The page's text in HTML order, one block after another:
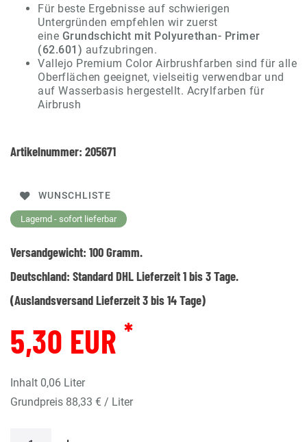
Für beste Ergebnisse auf schwierigen
Untergründen empfehlen wir zuerst
eine Grundschicht mit Polyurethan- Primer
(62.601) aufzubringen.
Vallejo Premium Color Airbrushfarben sind für alle
Oberflächen geeignet, vielseitig verwendbar und
auf Wasserbasis hergestellt. Acrylfarben für
Airbrush
Artikelnummer: 205671
WUNSCHLISTE
Lagernd - sofort lieferbar
Versandgewicht: 100Gramm.
Deutschland: Standard DHL Lieferzeit 1 bis 3 Tage.
(Auslandsversand Lieferzeit 3 bis 14 Tage)
5,30 EUR *
Inhalt 0,06 Liter
Grundpreis 88,33 € / Liter